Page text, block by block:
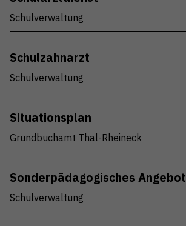
Schulverwaltung
Schulzahnarzt
Schulverwaltung
Situationsplan
Grundbuchamt Thal-Rheineck
Sonderpädagogisches Angebot
Schulverwaltung